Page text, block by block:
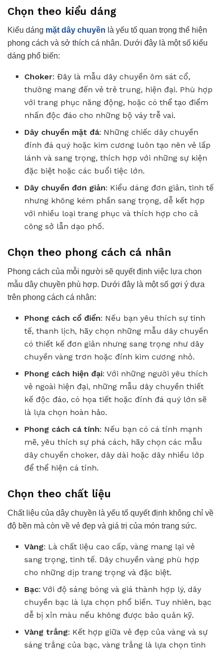
Chọn theo kiểu dáng
Kiểu dáng mặt dây chuyền là yếu tố quan trọng thể hiện
phong cách và sở thích cá nhân. Dưới đây là một số kiểu
dáng phổ biến:
Choker: Đây là mẫu dây chuyền ôm sát cổ,
thường mang đến vẻ trẻ trung, hiện đại. Phù hợp
với trang phục năng động, hoặc có thể tạo điểm
nhấn độc đáo cho những bộ váy trễ vai.
Dây chuyền mặt đá: Những chiếc dây chuyền
đính đá quý hoặc kim cương luôn tạo nên vẻ lấp
lánh và sang trọng, thích hợp với những sự kiện
đặc biệt hoặc các buổi tiệc lớn.
Dây chuyền đơn giản: Kiểu dáng đơn giản, tinh tế
nhưng không kém phần sang trọng, dễ kết hợp
với nhiều loại trang phục và thích hợp cho cả
công sở lẫn dạo phố.
Chọn theo phong cách cá nhân
Phong cách của mỗi người sẽ quyết định việc lựa chọn
mẫu dây chuyền phù hợp. Dưới đây là một số gợi ý dựa
trên phong cách cá nhân:
Phong cách cổ điển: Nếu bạn yêu thích sự tinh
tế, thanh lịch, hãy chọn những mẫu dây chuyền
có thiết kế đơn giản nhưng sang trọng như dây
chuyền vàng trơn hoặc đính kim cương nhỏ.
Phong cách hiện đại: Với những người yêu thích
vẻ ngoài hiện đại, những mẫu dây chuyền thiết
kế độc đáo, có họa tiết hoặc đính đá quý lớn sẽ
là lựa chọn hoàn hảo.
Phong cách cá tính: Nếu bạn có cá tính mạnh
mẽ, yêu thích sự phá cách, hãy chọn các mẫu
dây chuyền choker, dây dài hoặc dây nhiều lớp
để thể hiện cá tính.
Chọn theo chất liệu
Chất liệu của dây chuyền là yếu tố quyết định không chỉ về
độ bền mà còn về vẻ đẹp và giá trị của món trang sức.
Vàng: Là chất liệu cao cấp, vàng mang lại vẻ
sang trọng, tinh tế. Dây chuyền vàng phù hợp
cho những dịp trang trọng và đặc biệt.
Bạc: Với độ sáng bóng và giá thành hợp lý, dây
chuyền bạc là lựa chọn phổ biến. Tuy nhiên, bạc
dễ bị xỉn màu nếu không được bảo quản kỹ.
Vàng trắng: Kết hợp giữa vẻ đẹp của vàng và sự
sáng trắng của bạc, vàng trắng là lựa chọn tinh